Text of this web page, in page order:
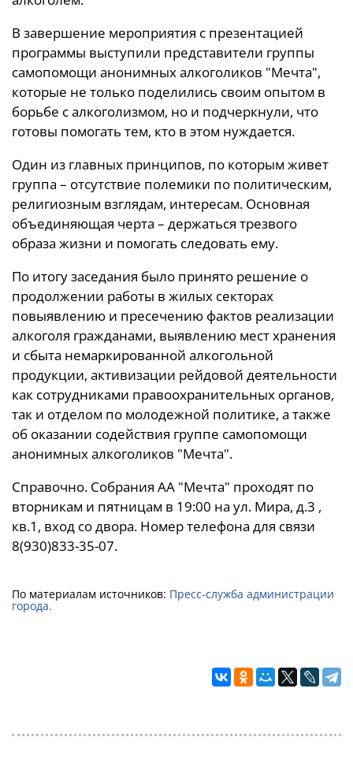
В завершение мероприятия с презентацией
программы выступили представители группы
самопомощи анонимных алкоголиков "Мечта",
которые не только поделились своим опытом в
борьбе с алкоголизмом, но и подчеркнули, что
готовы помогать тем, кто в этом нуждается.
Один из главных принципов, по которым живет
группа – отсутствие полемики по политическим,
религиозным взглядам, интересам. Основная
объединяющая черта – держаться трезвого
образа жизни и помогать следовать ему.
По итогу заседания было принято решение о
продолжении работы в жилых секторах
повыявлению и пресечению фактов реализации
алкоголя гражданами, выявлению мест хранения
и сбыта немаркированной алкогольной
продукции, активизации рейдовой деятельности
как сотрудниками правоохранительных органов,
так и отделом по молодежной политике, а также
об оказании содействия группе самопомощи
анонимных алкоголиков "Мечта".
Справочно. Собрания АА "Мечта" проходят по
вторникам и пятницам в 19:00 на ул. Мира, д.3 ,
кв.1, вход со двора. Номер телефона для связи
8(930)833-35-07.
По материалам источников: Пресс-служба администрации
города.